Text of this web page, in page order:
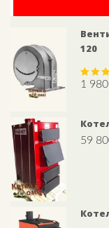
120
Rated
out
1 980
59